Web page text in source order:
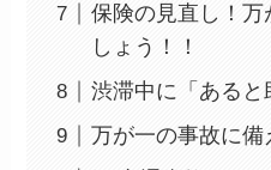
保険の見直し！万
しょう！！
渋滞中に「ある
万が一の事故に備